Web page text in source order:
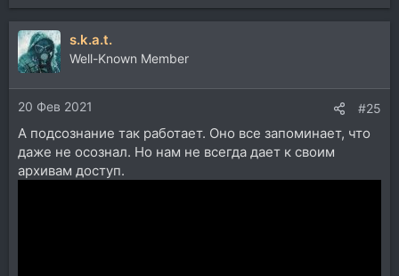
s.k.a.t.
Well-Known Member
20 Фев 2021 #25
А подсознание так работает. Оно все запоминает, что
даже не осознал. Но нам не всегда дает к своим
архивам доступ.